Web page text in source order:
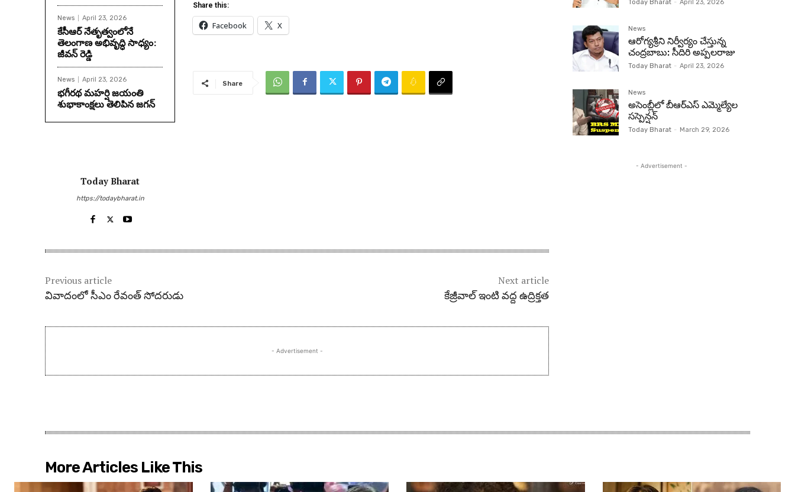
News April 23, 2026
కేసీఆర్ నేతృత్వంలోనే
తెలంగాణ అభివృద్ధి సాధ్యం:
జీవన్ రెడ్డి
News April 23, 2026
భగీరథ మహర్షి జయంతి
శుభాకాంక్షలు తెలిపిన జగన్‌
Today Bharat
https://todaybharat.in
Share this:
Facebook X
Share
Previous article
వివాదంలో సీఎం రేవంత్ సోదరుడు
Next article
కేజ్రీవాల్ ఇంటి వద్ద ఉద్రిక్తత
- Advertisement -
Today Bharat - April 23, 2026
News
ఆరోగ్యశ్రీని నిర్వీర్యం చేస్తున్న
చంద్రబాబు: సీదిరి అప్పలరాజు
Today Bharat - April 23, 2026
News
అసెంబ్లీలో బీఆర్‌ఎస్ ఎమ్మెల్యేల
సస్పెన్షన్‌
Today Bharat - March 29, 2026
- Advertisement -
More Articles Like This